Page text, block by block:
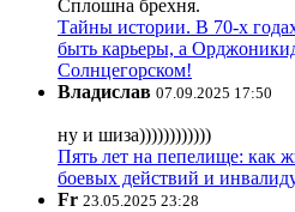
Сплошна брехня.
Тайны истории. В 70-х
быть карьеры, а
Солнцегорском!
Владислав 07.09.2025 17:50
ну и шиза))))))))))))
Пять лет на пепелище: как
боевых действий и
Fr 23.05.2025 23:28